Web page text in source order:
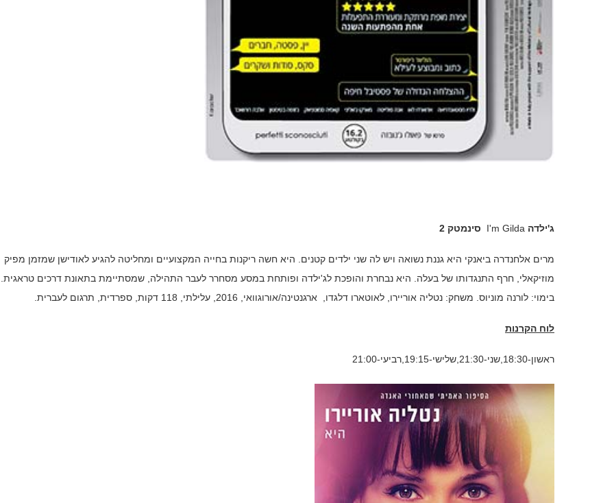
ג'ילדה סינמטק 2
מרים אלחנדרה ביאנקי היא גננת נשואה ויש לה שני ילדים קטנים. היא חשה ריקנות בחייה המקצועיים ומחליטה להגיע לאודישן שמזמן מפיק
מוזיקאלי, חרף התנגדותו של בעלה. היא נבחרת והופכת לג'ילדה ופותחת במסע מסחרר לעבר התהילה, שמסתיימת בתאונת דרכים טראגית.
בימוי: לורנה מוניוס. משחק: נטליה אוריירו, לאוטארו דלגדו, ארגנטינה/אורוגוואי, 2016, עלילתי, 118 דקות, ספרדית, תרגום לעברית.
לוח הקרנות
ראשון-18:30,שני-21:30,שלישי-19:15,רביעי-21:00